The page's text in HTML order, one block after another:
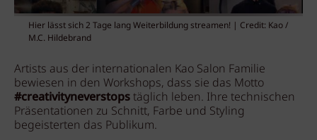
Hier lässt sich 2 Tage lang Weiterbildung streamen! | Credit: Kao /
M.C. Hildebrand
Artists aus der internationalen Kao Salon Familie
bewiesen in den Workshops, dass sie das Motto
#creativityneverstops täglich leben. Ihre technischen
Präsentationen zu Schnitt, Farbe und Styling
begeisterten das Publikum.